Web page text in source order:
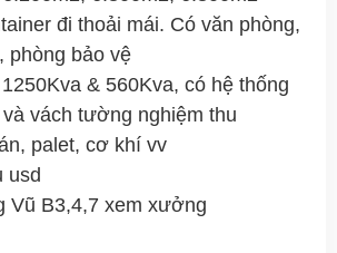
đi thoải mái. Có văn phòng,
phòng bảo vệ
& 560Kva, có hệ thống
vách tường nghiệm thu
palet, cơ khí vv
usd
Vũ B3,4,7 xem xưởng